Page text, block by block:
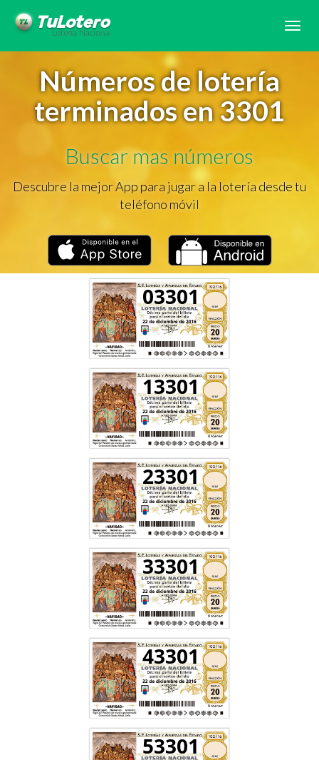
Números de lotería
terminados en 3301
Buscar mas números
Descubre la mejor App para jugar a la lotería desde tu
teléfono móvil
03301
13301
23301
33301
43301
53301